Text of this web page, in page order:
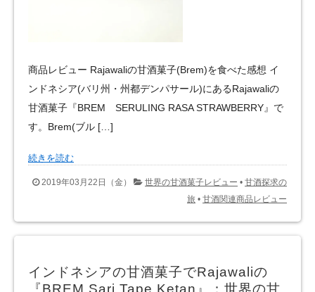
商品レビュー Rajawaliの甘酒菓子(Brem)を食べた感想 イ
ンドネシア(バリ州・州都デンパサール)にあるRajawaliの
甘酒菓子『BREM SERULING RASA STRAWBERRY』で
す。Brem(ブル […]
続きを読む
2019年03月22日（金） 世界の甘酒菓子レビュー • 甘酒探求の
旅 • 甘酒関連商品レビュー
インドネシアの甘酒菓子でRajawaliの
『BREM Sari Tape Ketan』：世界の甘